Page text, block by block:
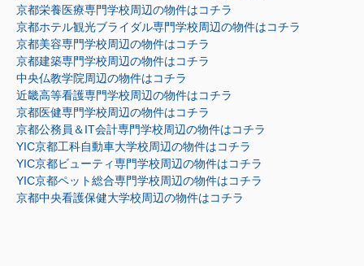
京都栄養医療専門学校周辺の物件はコチラ
京都ホテル観光ブライダル専門学校周辺の物件はコチラ
京都美容専門学校周辺の物件はコチラ
京都建築専門学校周辺の物件はコチラ
中央仏教学院周辺の物件はコチラ
近畿高等看護専門学校周辺の物件はコチラ
京都医健専門学校周辺の物件はコチラ
京都公務員＆IT会計専門学校周辺の物件はコチラ
YIC京都工科自動車大学校周辺の物件はコチラ
YIC京都ビューティ専門学校周辺の物件はコチラ
YIC京都ペット総合専門学校周辺の物件はコチラ
京都中央看護保健大学校周辺の物件はコチラ